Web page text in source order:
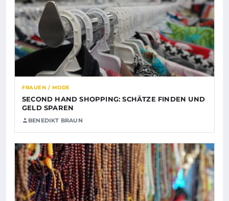
FRAUEN / MODE
SECOND HAND SHOPPING: SCHÄTZE FINDEN UND
GELD SPAREN
BENEDIKT BRAUN